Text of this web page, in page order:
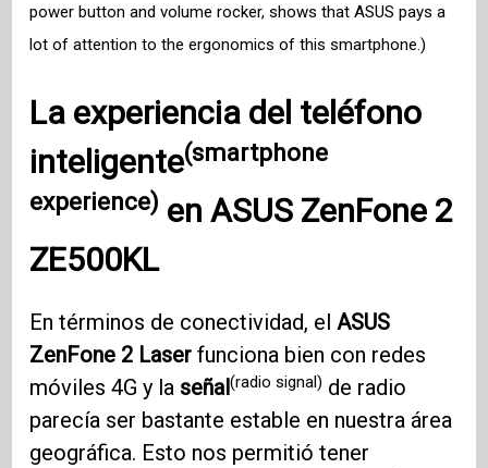
power button and volume rocker, shows that ASUS pays a
lot of attention to the ergonomics of this smartphone.)
La experiencia del teléfono
inteligente(smartphone
experience) enASUS ZenFone 2
ZE500KL
En términos de conectividad, elASUS
ZenFone 2 Laser funciona bien con redes
móviles 4G y la señal(radio signal) de radio
parecía ser bastante estable en nuestra área
geográfica. Esto nos permitió tener